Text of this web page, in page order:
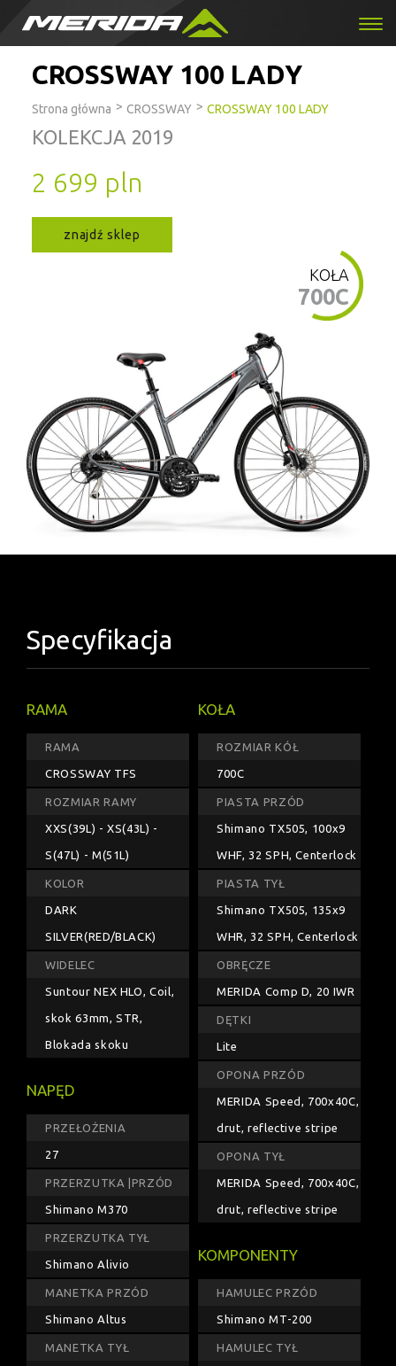
CROSSWAY 100 LADY
Strona główna > CROSSWAY > CROSSWAY 100 LADY
KOLEKCJA 2019
2 699 pln
znajdź sklep
KOŁA
700C
Specyfikacja
RAMA
RAMA
CROSSWAY TFS
ROZMIAR RAMY
XXS(39L) - XS(43L) -
S(47L) - M(51L)
KOLOR
DARK
SILVER(RED/BLACK)
WIDELEC
Suntour NEX HLO, Coil,
skok 63mm, STR,
Blokada skoku
NAPĘD
PRZEŁOŻENIA
27
PRZERZUTKA |PRZÓD
Shimano M370
PRZERZUTKA TYŁ
Shimano Alivio
MANETKA PRZÓD
Shimano Altus
MANETKA TYŁ
KOŁA
ROZMIAR KÓŁ
700C
PIASTA PRZÓD
Shimano TX505, 100x9
WHF, 32 SPH, Centerlock
PIASTA TYŁ
Shimano TX505, 135x9
WHR, 32 SPH, Centerlock
OBRĘCZE
MERIDA Comp D, 20 IWR
DĘTKI
Lite
OPONA PRZÓD
MERIDA Speed, 700x40C,
drut, reflective stripe
OPONA TYŁ
MERIDA Speed, 700x40C,
drut, reflective stripe
KOMPONENTY
HAMULEC PRZÓD
Shimano MT-200
HAMULEC TYŁ